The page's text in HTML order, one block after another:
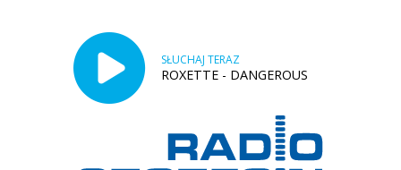
SŁUCHAJ TERAZ
ROXETTE - DANGEROUS